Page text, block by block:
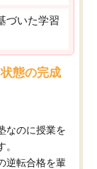
づいた学習
態の完成
なのに授業を
逆転合格を輩